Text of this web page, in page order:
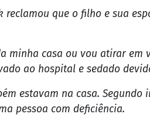
que o filho e sua
casa ou vou atirar em
ao hospital e sedado
estavam na casa.
pessoa com deficiência.